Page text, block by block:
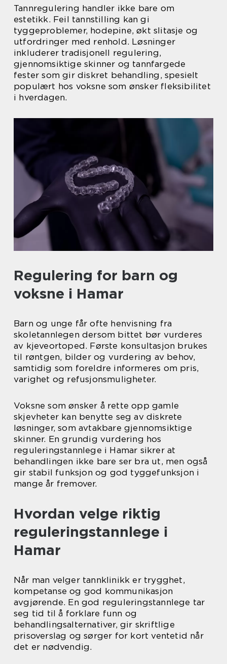
Tannregulering handler ikke bare om
estetikk. Feil tannstilling kan gi
tyggeproblemer, hodepine, økt slitasje og
utfordringer med renhold. Løsninger
inkluderer tradisjonell regulering,
gjennomsiktige skinner og tannfargede
fester som gir diskret behandling, spesielt
populært hos voksne som ønsker fleksibilitet
i hverdagen.
Regulering for barn og
voksne i Hamar
Barn og unge får ofte henvisning fra
skoletannlegen dersom bittet bør vurderes
av kjeveortoped. Første konsultasjon brukes
til røntgen, bilder og vurdering av behov,
samtidig som foreldre informeres om pris,
varighet og refusjonsmuligheter.
Voksne som ønsker å rette opp gamle
skjevheter kan benytte seg av diskrete
løsninger, som avtakbare gjennomsiktige
skinner. En grundig vurdering hos
reguleringstannlege i Hamar sikrer at
behandlingen ikke bare ser bra ut, men også
gir stabil funksjon og god tyggefunksjon i
mange år fremover.
Hvordan velge riktig
reguleringstannlege i
Hamar
Når man velger tannklinikk er trygghet,
kompetanse og god kommunikasjon
avgjørende. En god reguleringstannlege tar
seg tid til å forklare funn og
behandlingsalternativer, gir skriftlige
prisoverslag og sørger for kort ventetid når
det er nødvendig.